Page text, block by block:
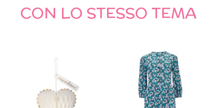
CON LO STESSO TEMA